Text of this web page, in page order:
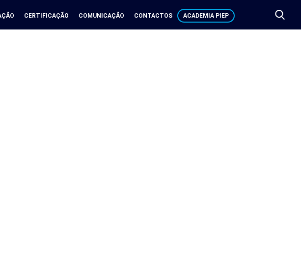
CERTIFICAÇÃO COMUNICAÇÃO CONTACTOS ACADEMIA PIEP